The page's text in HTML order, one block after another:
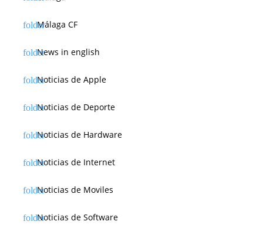
Málaga CF
News in english
Noticias de Apple
Noticias de Deporte
Noticias de Hardware
Noticias de Internet
Noticias de Moviles
Noticias de Software